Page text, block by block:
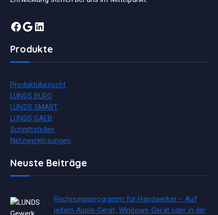
Facebook Google LinkedIn
Produkte
Produktüberischt
LUNDS BÜRO
LUNDS SMART
LUNDS GAEB
Schnittstellen
Netzwerklösungen
Neuste Beiträge
Rechnungsprogramm für Handwerker – Auf
jedem Apple-Gerät, Windows-Gerät oder in der